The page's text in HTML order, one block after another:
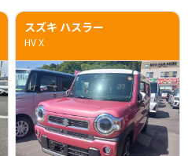
スズキ ハスラー
HV X